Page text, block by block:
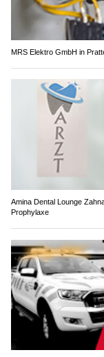
MRS Elektro GmbH in
Amina Dental Lounge
Prophylaxe